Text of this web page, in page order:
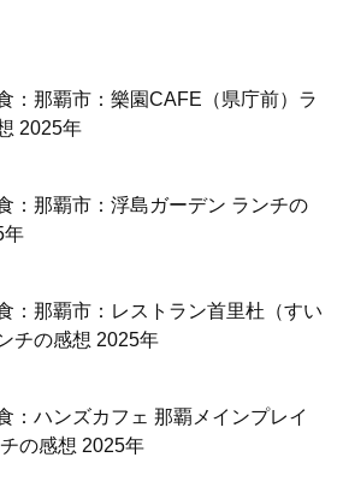
：那覇市：樂園CAFE（県庁前）ラ
2025年
：那覇市：浮島ガーデン ランチの
年
：那覇市：レストラン首里杜（すい
チの感想 2025年
：ハンズカフェ 那覇メインプレイ
の感想 2025年